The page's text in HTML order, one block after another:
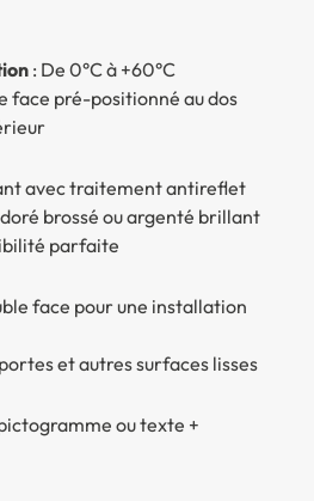
: De 0°C à +60°C
face pré-positionné au dos
avec traitement antireflet
brossé ou argenté brillant
parfaite
face pour une installation
et autres surfaces lisses
ou texte +